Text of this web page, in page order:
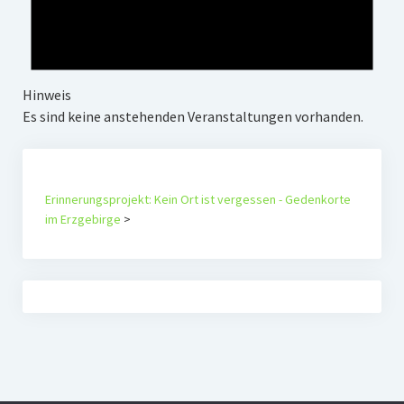
Hinweis
Es sind keine anstehenden Veranstaltungen vorhanden.
Erinnerungsprojekt: Kein Ort ist vergessen - Gedenkorte
im Erzgebirge >